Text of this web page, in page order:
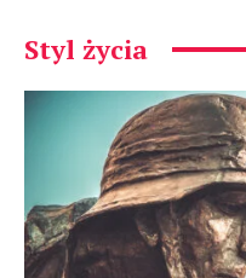
Styl życia